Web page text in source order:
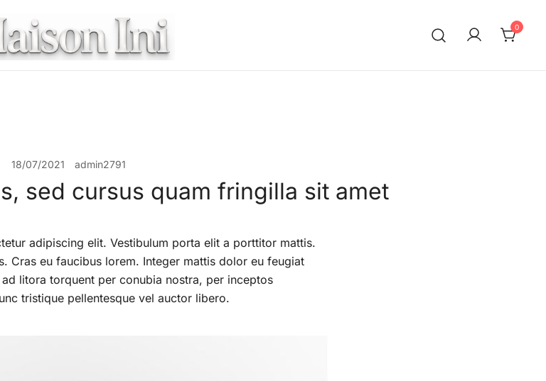
0
18/07/2021 admin2791
sed cursus quam fringilla sit amet
adipiscing elit. Vestibulum porta elit a porttitor mattis.
Cras eu faucibus lorem. Integer mattis dolor eu feugiat
litora torquent per conubia nostra, per inceptos
tristique pellentesque vel auctor libero.